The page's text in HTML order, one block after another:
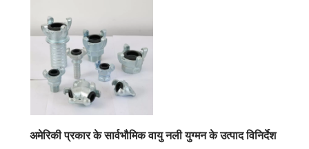
अमेरिकी प्रकार के सार्वभौमिक वायु नली युग्मन के उत्पाद विनिर्देश